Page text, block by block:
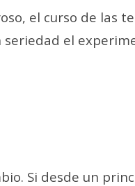
el curso de las
el
Si desde un